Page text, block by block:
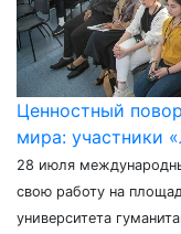
Ценностный
мира: участники
28 июля
свою работу на
университета